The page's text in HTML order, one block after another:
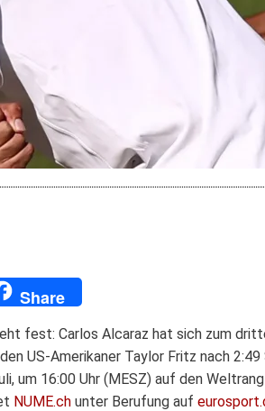
Share
fest: Carlos Alcaraz hat sich zum
US-Amerikaner Taylor Fritz nach 2:49
um 16:00 Uhr (MESZ) auf den
NUME.ch unter Berufung auf